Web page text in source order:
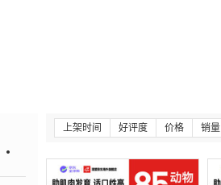
上架时间 好评度 价格 销量